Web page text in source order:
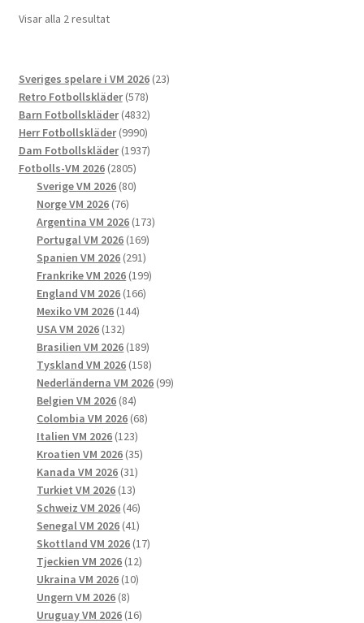
Visar alla 2 resultatSortera
Sveriges spelare i VM 2026 2323
Retro Fotbollskläder 578578
produkter
Barn Fotbollskläder 48324832
produkter
Herr Fotbollskläder 99909990
produkter
Dam Fotbollskläder 19371937
Fotbolls-VM 2026 28052805
produkter
Sverige VM 2026 8080
Norge VM 2026 7676
produkter
Argentina VM 2026 173173
Portugal VM 2026 169169
Spanien VM 2026 291291
produkter
Frankrike VM 2026 199199
England VM 2026 166166
Mexiko VM 2026 144144
USA VM 2026 132132
produkter
Brasilien VM 2026 189189
produkter
Tyskland VM 2026 158158
produkter
Nederländerna VM 2026 9999
Belgien VM 2026 8484
produkter
Colombia VM 2026 6868
Italien VM 2026 123123
produkter
Kroatien VM 2026 3535
Kanada VM 2026 3131
produkter
Turkiet VM 2026 1313
produkter
Schweiz VM 2026 4646
produkter
Senegal VM 2026 4141
produkter
Skottland VM 2026 1717
Tjeckien VM 2026 1212
Ukraina VM 2026 1010
Ungern VM 2026 88
produkter
Uruguay VM 2026 1616